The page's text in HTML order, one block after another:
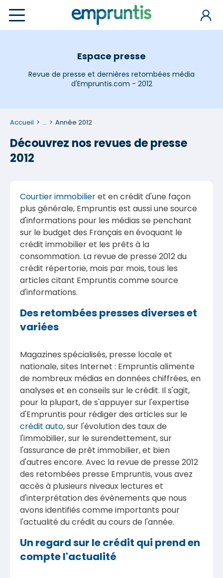
Espace presse
Revue de presse et dernières retombées média
d'Empruntis.com - 2012
Accueil ... Année 2012
Découvrez nos revues de presse
2012
Courtier immobilieret en crédit d'une façon
plus générale, Empruntis est aussi une source
d'informations pour les médias se penchant
sur le budget des Français en évoquant le
crédit immobilier et les prêts à la
consommation. La revue de presse 2012 du
crédit répertorie, mois par mois, tous les
articles citant Empruntis comme source
d'informations.
Des retombées presses diverses et
variées
Magazines spécialisés, presse locale et
nationale, sites Internet : Empruntis alimente
de nombreux médias en données chiffrées, en
analyses et en conseils sur le crédit. Il s'agit,
pour la plupart, de s'appuyer sur l'expertise
d'Empruntis pour rédiger des articles sur le
crédit auto, sur l'évolution des taux de
l'immobilier, sur le surendettement, sur
l'assurance de prêt immobilier, et bien
d'autres encore. Avec la revue de presse 2012
des retombées presse Empruntis, vous avez
accès à plusieurs niveaux lectures et
d'interprétation des évènements que nous
avons identifiés comme importants pour
l'actualité du crédit au cours de l'année.
Un regard sur le crédit qui prend en
compte l'actualité